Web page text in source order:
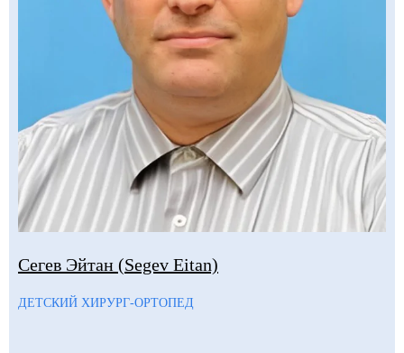
Сегев Эйтан (Segev Eitan)
ДЕТСКИЙ ХИРУРГ-ОРТОПЕД